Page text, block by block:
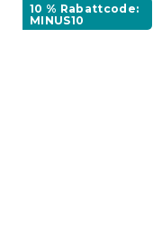
10 % Rabattcode:
MINUS10